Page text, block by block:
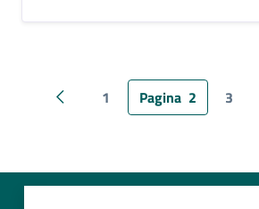
Pagina precedente
1 Pagina 2 3